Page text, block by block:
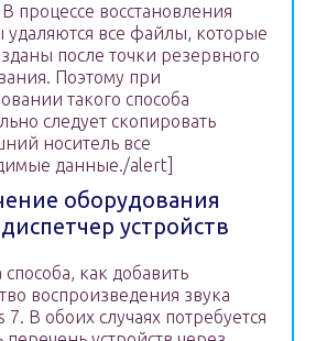
В процессе восстановления
удаляются все файлы, которые
после точки резервного
Поэтому при
такого способа
следует скопировать
носитель все
данные./alert]
оборудования
устройств
способа, как добавить
воспроизведения звука
7. В обоих случаях потребуется